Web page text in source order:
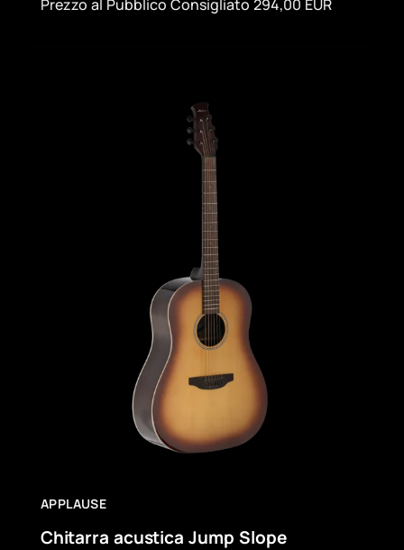
Prezzo al Pubblico Consigliato 294,00 EUR
APPLAUSE
Chitarra acustica Jump Slope